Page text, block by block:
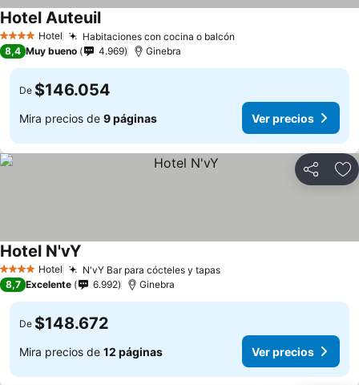
4 EstrellasHotel Habitaciones con cocina o balcón
Hotel AuteuilVer precios
8,4 Muy bueno 4.969 Ginebra
De $146.054
Mira precios de 9 páginas Ver precios
Compartir
4 EstrellasHotel N'vY Bar para cócteles y tapasVer precios
Hotel N'vY
8,7 Excelente 6.992 Ginebra
De $148.672
Mira precios de 12 páginas Ver precios